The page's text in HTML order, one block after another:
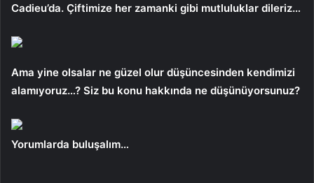
Cadieu’da. Çiftimize her zamanki gibi mutluluklar dileriz…
Ama yine olsalar ne güzel olur düşüncesinden kendimizi
alamıyoruz…? Siz bu konu hakkında ne düşünüyorsunuz?
Yorumlarda buluşalım…